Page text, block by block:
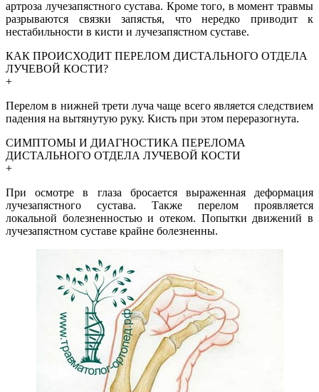
артроза лучезапястного сустава. Кроме того, в момент травмы
разрываются связки запястья, что нередко приводит к
нестабильности в кисти и лучезапястном суставе.
КАК ПРОИСХОДИТ ПЕРЕЛОМ ДИСТАЛЬНОГО ОТДЕЛА
ЛУЧЕВОЙ КОСТИ?
+
Перелом в нижней трети луча чаще всего является следствием
падения на вытянутую руку. Кисть при этом переразогнута.
СИМПТОМЫ И ДИАГНОСТИКА ПЕРЕЛОМА
ДИСТАЛЬНОГО ОТДЕЛА ЛУЧЕВОЙ КОСТИ
+
При осмотре в глаза бросается выраженная деформация
лучезапястного сустава. Также перелом проявляется
локальной болезненностью и отеком. Попытки движений в
лучезапястном суставе крайне болезненны.